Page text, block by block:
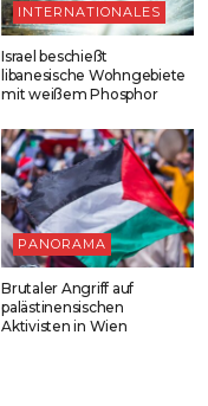
INTERNATIONALES
Israel beschießt
libanesische Wohngebiete
mit weißem Phosphor
PANORAMA
Brutaler Angriff auf
palästinensischen
Aktivisten in Wien